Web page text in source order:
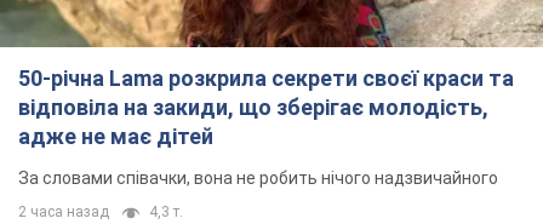
50-річна Lama розкрила секрети своєї краси та
відповіла на закиди, що зберігає молодість,
адже не має дітей
За словами співачки, вона не робить нічого надзвичайного
2 часа назад 4,3 т.